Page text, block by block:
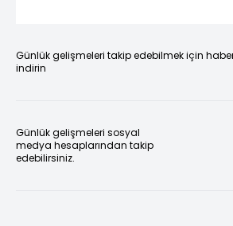
Günlük gelişmeleri takip edebilmek için
indirin
Günlük gelişmeleri sosyal
medya hesaplarından takip
edebilirsiniz.